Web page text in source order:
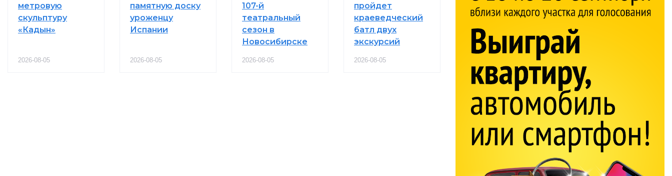
метровую
скульптуру
«Кадын»
2026-08-05
памятную доску
уроженцу
Испании
2026-08-05
107-й
театральный
сезон в
Новосибирске
2026-08-05
пройдет
краеведческий
батл двух
экскурсий
2026-08-05